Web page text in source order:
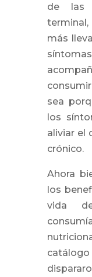
de las
más
sea
los
aliviar el
crónico.
Ahora
los
vida